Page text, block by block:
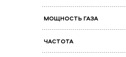
МОЩНОСТЬ ГАЗА
ЧАСТОТА